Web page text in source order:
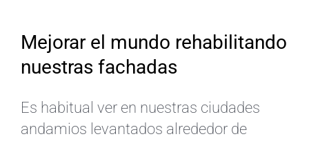
Mejorar el mundo rehabilitando
nuestras fachadas
Es habitual ver en nuestras ciudades
andamios levantados alrededor de